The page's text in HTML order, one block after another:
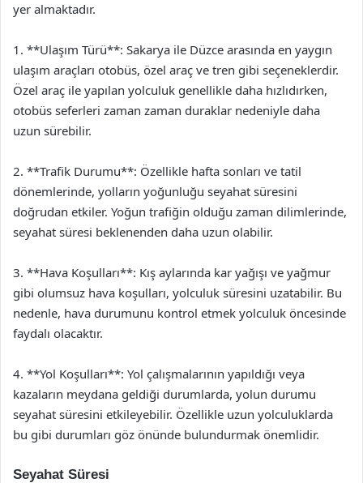
yer almaktadır.
1. **Ulaşım Türü**: Sakarya ile Düzce arasında en yaygın
ulaşım araçları otobüs, özel araç ve tren gibi seçeneklerdir.
Özel araç ile yapılan yolculuk genellikle daha hızlıdırken,
otobüs seferleri zaman zaman duraklar nedeniyle daha
uzun sürebilir.
2. **Trafik Durumu**: Özellikle hafta sonları ve tatil
dönemlerinde, yolların yoğunluğu seyahat süresini
doğrudan etkiler. Yoğun trafiğin olduğu zaman dilimlerinde,
seyahat süresi beklenenden daha uzun olabilir.
3. **Hava Koşulları**: Kış aylarında kar yağışı ve yağmur
gibi olumsuz hava koşulları, yolculuk süresini uzatabilir. Bu
nedenle, hava durumunu kontrol etmek yolculuk öncesinde
faydalı olacaktır.
4. **Yol Koşulları**: Yol çalışmalarının yapıldığı veya
kazaların meydana geldiği durumlarda, yolun durumu
seyahat süresini etkileyebilir. Özellikle uzun yolculuklarda
bu gibi durumları göz önünde bulundurmak önemlidir.
Seyahat Süresi